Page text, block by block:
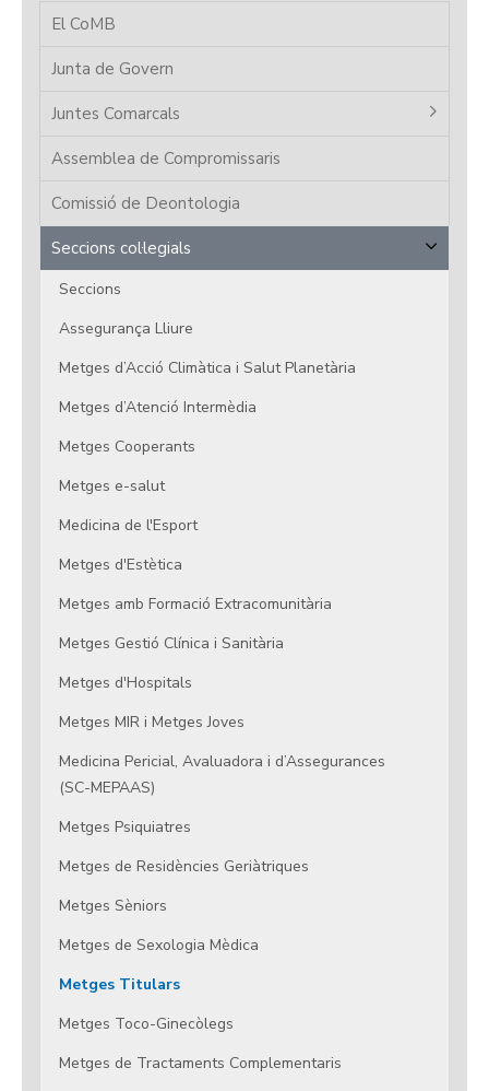
El CoMB
Junta de Govern
Juntes Comarcals
Assemblea de Compromissaris
Comissió de Deontologia
Seccions col·legials
Seccions
Assegurança Lliure
Metges d’Acció Climàtica i Salut Planetària
Metges d’Atenció Intermèdia
Metges Cooperants
Metges e-salut
Medicina de l'Esport
Metges d'Estètica
Metges amb Formació Extracomunitària
Metges Gestió Clínica i Sanitària
Metges d'Hospitals
Metges MIR i Metges Joves
Medicina Pericial, Avaluadora i d’Assegurances
(SC-MEPAAS)
Metges Psiquiatres
Metges de Residències Geriàtriques
Metges Sèniors
Metges de Sexologia Mèdica
Metges Titulars
Metges Toco-Ginecòlegs
Metges de Tractaments Complementaris